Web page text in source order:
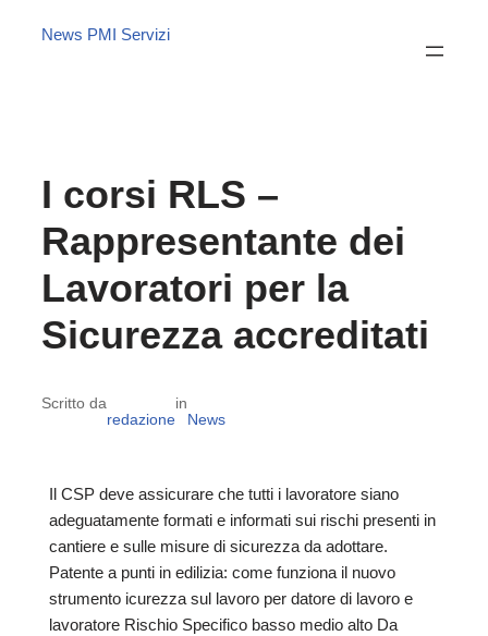
News PMI Servizi
I corsi RLS –
Rappresentante dei
Lavoratori per la
Sicurezza accreditati
Scritto da
redazione
in
News
Il CSP deve assicurare che tutti i lavoratore siano
adeguatamente formati e informati sui rischi presenti in
cantiere e sulle misure di sicurezza da adottare.
Patente a punti in edilizia: come funziona il nuovo
strumento icurezza sul lavoro per datore di lavoro e
lavoratore Rischio Specifico basso medio alto Da